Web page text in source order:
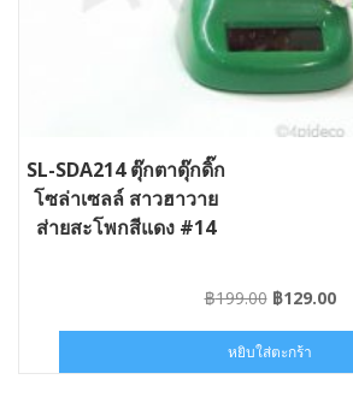
SL-SDA214 ตุ๊กตาดุ๊กดิ๊ก
โซล่าเซลล์ สาวฮาวาย
ส่ายสะโพกสีแดง #14
฿199.00 Original
was:
฿199.00.
฿129.00
฿
หยิบใส่ตะกร้า